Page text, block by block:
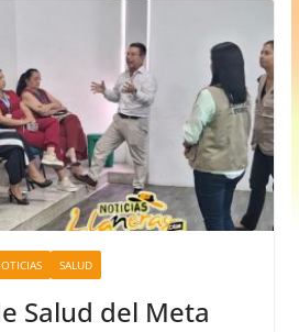
SALUD
Salud del Meta